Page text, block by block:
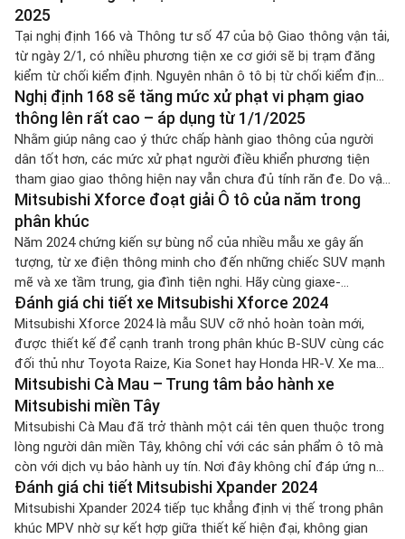
[…]
2025
Tại nghị định 166 và Thông tư số 47 của bộ Giao thông vận tải,
từ ngày 2/1, có nhiều phương tiện xe cơ giới sẽ bị trạm đăng
kiểm từ chối kiểm định. Nguyên nhân ô tô bị từ chối kiểm định
do đâu ? Với những quy định mới trong nghị định 166/2024 […]
Nghị định 168 sẽ tăng mức xử phạt vi phạm giao
thông lên rất cao – áp dụng từ 1/1/2025
Nhằm giúp nâng cao ý thức chấp hành giao thông của người
dân tốt hơn, các mức xử phạt người điều khiển phương tiện
tham giao giao thông hiện nay vẫn chưa đủ tính răn đe. Do vậy,
kể từ ngày 1.1.2025 Bộ công an đã áp dụng khung hình xử phạt
vi phạm hành […]
Mitsubishi Xforce đoạt giải Ô tô của năm trong
phân khúc
Năm 2024 chứng kiến sự bùng nổ của nhiều mẫu xe gây ấn
tượng, từ xe điện thông minh cho đến những chiếc SUV mạnh
mẽ và xe tầm trung, gia đình tiện nghi. Hãy cùng giaxe-
mitsubishi.vn điểm qua các mẫu xe đoạt giải chiếc ô tô của
năm 2024 bao gồm những dòng xe […]
Đánh giá chi tiết xe Mitsubishi Xforce 2024
Mitsubishi Xforce 2024 là mẫu SUV cỡ nhỏ hoàn toàn mới,
được thiết kế để cạnh tranh trong phân khúc B-SUV cùng các
đối thủ như Toyota Raize, Kia Sonet hay Honda HR-V. Xe mang
phong cách mạnh mẽ, trang thiết bị nhiều tính năng tiện nghi
và được kỳ vọng tạo sức hút trên […]
Mitsubishi Cà Mau – Trung tâm bảo hành xe
Mitsubishi miền Tây
Mitsubishi Cà Mau đã trở thành một cái tên quen thuộc trong
lòng người dân miền Tây, không chỉ với các sản phẩm ô tô mà
còn với dịch vụ bảo hành uy tín. Nơi đây không chỉ đáp ứng nhu
cầu mua sắm xe mà còn là điểm đến lý tưởng cho những ai […]
Đánh giá chi tiết Mitsubishi Xpander 2024
Mitsubishi Xpander 2024 tiếp tục khẳng định vị thế trong phân
khúc MPV nhờ sự kết hợp giữa thiết kế hiện đại, không gian